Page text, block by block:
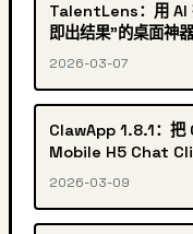
TalentLens：用 AI
即出结果”的桌面神器
2026-03-07
ClawApp 1.8.1：把
Mobile H5 Chat
2026-03-09